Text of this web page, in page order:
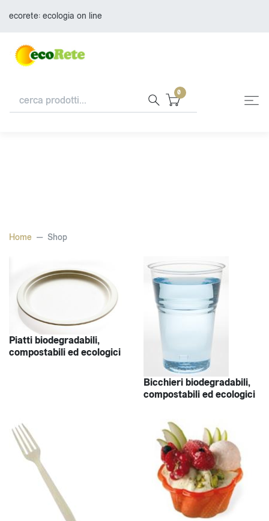
ecorete: ecologia on line
0
Home Shop
Piatti biodegradabili,
compostabili ed ecologici
Bicchieri biodegradabili,
compostabili ed ecologici